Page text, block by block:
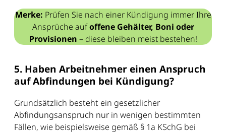
Merke: Prüfen Sie nach einer Kündigung immer Ihre
Ansprüche aufoffene Gehälter, Boni oder
Provisionen – diese bleiben meist bestehen!
5. Haben Arbeitnehmer einen Anspruch
auf Abfindungen bei Kündigung?
Grundsätzlich besteht ein gesetzlicher
Abfindungsanspruch nur in wenigen bestimmten
Fällen, wie beispielsweise gemäß § 1a KSchG bei